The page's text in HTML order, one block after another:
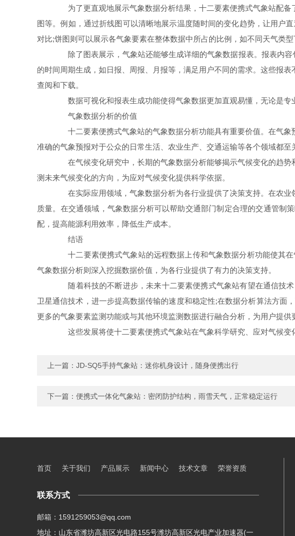
为了更直观地展示气象数据分析结果，十二要素便携式气象站配备
图等。例如，通过折线图可以清晰地展示温度随时间的变化趋势，让用户
对比;饼图则可以展示各气象要素在整体数据中所占的比例，如不同天气类型
除了图表展示，气象站还能够生成详细的气象数据报表。报表内容
的时间周期生成，如日报、周报、月报等，满足用户不同的需求。这些报
查阅和下载。
数据可视化和报表生成功能使得气象数据更加直观易懂，无论是专
气象数据分析的价值
十二要素便携式气象站的气象数据分析功能具有重要价值。在气象
准确的气象预报对于公众的日常生活、农业生产、交通运输等各个领域都
在气候变化研究中，长期的气象数据分析能够揭示气候变化的趋势
测未来气候变化的方向，为应对气候变化提供科学依据。
在实际应用领域，气象数据分析为各行业提供了决策支持。在农业
质量。在交通领域，气象数据分析可以帮助交通部门制定合理的交通管制
配，提高能源利用效率，降低生产成本。
结语
十二要素便携式气象站的远程数据上传和气象数据分析功能使其在
气象数据分析则深入挖掘数据价值，为各行业提供了有力的决策支持。
随着科技的不断进步，未来十二要素便携式气象站有望在通信技术
卫星通信技术，进一步提高数据传输的速度和稳定性;在数据分析算法方面
更多的气象要素监测功能或与其他环境监测数据进行融合分析，为用户提供
这些发展将使十二要素便携式气象站在气象科学研究、应对气候变
上一篇： JD-SQ5手持气象站：迷你机身设计，随身便携出行
下一篇： 便携式一体化气象站：密闭防护结构，雨雪天气，正常稳定运行
首页 关于我们 产品展示 新闻中心 技术文章 荣誉资质
联系方式
邮箱：1591259053@qq.com
地址：山东省潍坊高新区光电路155号潍坊高新区光电产业加速器(一